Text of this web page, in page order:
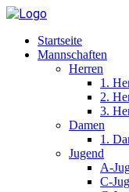
Startseite
Mannschaften
Herren
1.
2.
3.
Damen
1.
Jugend
A-
C-